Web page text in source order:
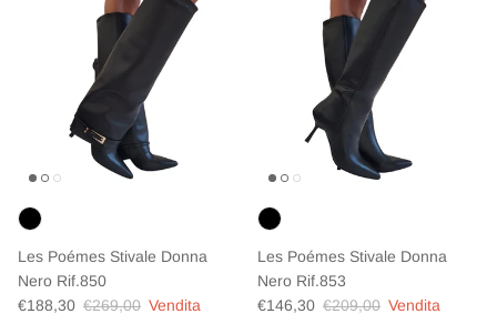
Les Poémes Stivale Donna
Nero Rif.850
Prezzo di vendita
€188,30 Prezzo normale
€269,00 Vendita
Les Poémes Stivale Donna
Nero Rif.853
Prezzo di vendita
€146,30 Prezzo normale
€209,00 Vendita